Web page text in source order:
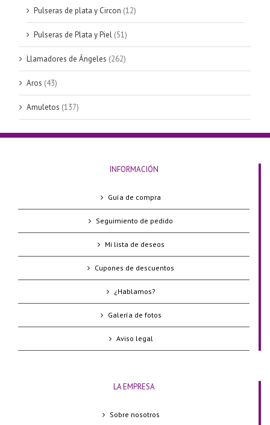
Pulseras de plata y Circon (12)
Pulseras de Plata y Piel (51)
Llamadores de Ángeles (262)
Aros (43)
Amuletos (137)
INFORMACIÓN
Guía de compra
Seguimiento de pedido
Mi lista de deseos
Cupones de descuentos
¿Hablamos?
Galería de fotos
Aviso legal
LA EMPRESA
Sobre nosotros